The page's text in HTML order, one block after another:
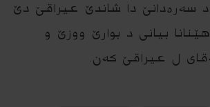
د سەرەدانێ دا شاندێ عیراقێ دێ
بیانی د بوارێ ووزێ و
ل عیراقێ كەن.